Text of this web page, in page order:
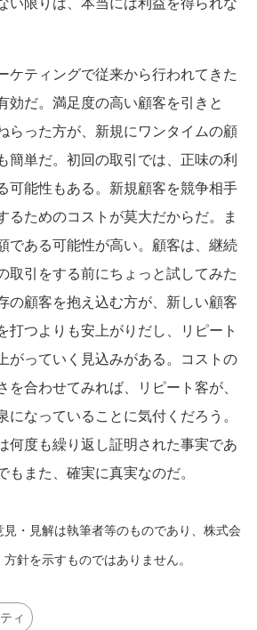
ケティングで従来から行われてきた
効だ。満足度の高い顧客を引きと
らった方が、新規にワンタイムの顧
簡単だ。初回の取引では、正味の利
可能性もある。新規顧客を競争相手
るためのコストが莫大だからだ。ま
である可能性が高い。顧客は、継続
取引をする前にちょっと試してみた
の顧客を抱え込む方が、新しい顧客
打つよりも安上がりだし、リピート
がっていく見込みがある。コストの
を合わせてみれば、リピート客が、
になっていることに気付くだろう。
何度も繰り返し証明された事実であ
もまた、確実に真実なのだ。
・見解は執筆者等のものであり、株式会
針を示すものではありません。
ィ